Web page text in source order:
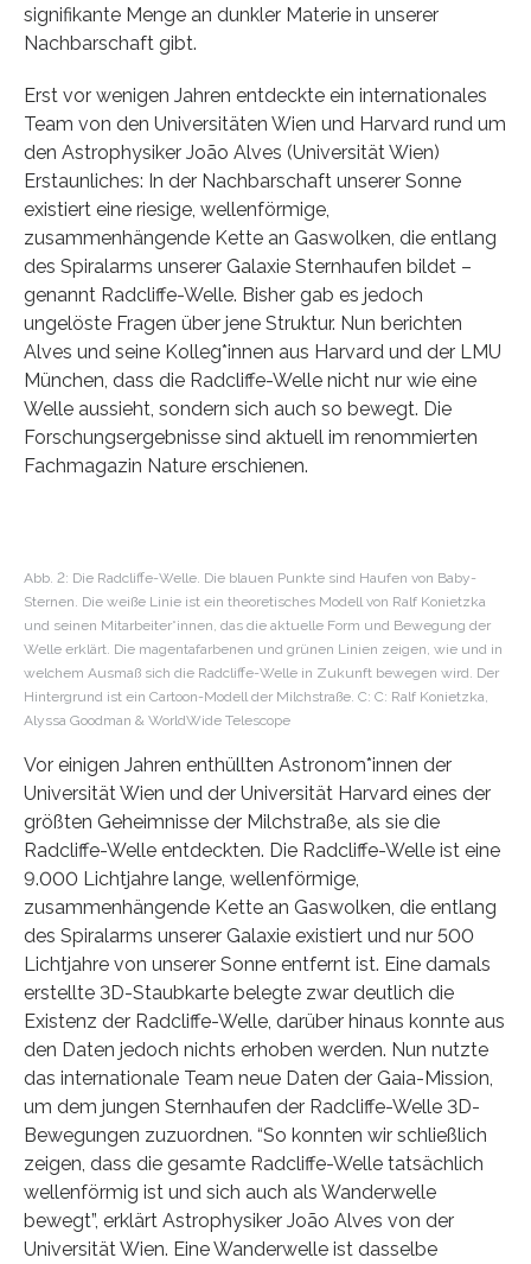
signifikante Menge an dunkler Materie in unserer
Nachbarschaft gibt.
Erst vor wenigen Jahren entdeckte ein internationales
Team von den Universitäten Wien und Harvard rund um
den Astrophysiker João Alves (Universität Wien)
Erstaunliches: In der Nachbarschaft unserer Sonne
existiert eine riesige, wellenförmige,
zusammenhängende Kette an Gaswolken, die entlang
des Spiralarms unserer Galaxie Sternhaufen bildet –
genannt Radcliffe-Welle. Bisher gab es jedoch
ungelöste Fragen über jene Struktur. Nun berichten
Alves und seine Kolleg*innen aus Harvard und der LMU
München, dass die Radcliffe-Welle nicht nur wie eine
Welle aussieht, sondern sich auch so bewegt. Die
Forschungsergebnisse sind aktuell im renommierten
Fachmagazin Nature erschienen.
Abb. 2: Die Radcliffe-Welle. Die blauen Punkte sind Haufen von Baby-
Sternen. Die weiße Linie ist ein theoretisches Modell von Ralf Konietzka
und seinen Mitarbeiter*innen, das die aktuelle Form und Bewegung der
Welle erklärt. Die magentafarbenen und grünen Linien zeigen, wie und in
welchem Ausmaß sich die Radcliffe-Welle in Zukunft bewegen wird. Der
Hintergrund ist ein Cartoon-Modell der Milchstraße. C: C: Ralf Konietzka,
Alyssa Goodman & WorldWide Telescope
Vor einigen Jahren enthüllten Astronom*innen der
Universität Wien und der Universität Harvard eines der
größten Geheimnisse der Milchstraße, als sie die
Radcliffe-Welle entdeckten. Die Radcliffe-Welle ist eine
9.000 Lichtjahre lange, wellenförmige,
zusammenhängende Kette an Gaswolken, die entlang
des Spiralarms unserer Galaxie existiert und nur 500
Lichtjahre von unserer Sonne entfernt ist. Eine damals
erstellte 3D-Staubkarte belegte zwar deutlich die
Existenz der Radcliffe-Welle, darüber hinaus konnte aus
den Daten jedoch nichts erhoben werden. Nun nutzte
das internationale Team neue Daten der Gaia-Mission,
um dem jungen Sternhaufen der Radcliffe-Welle 3D-
Bewegungen zuzuordnen. “So konnten wir schließlich
zeigen, dass die gesamte Radcliffe-Welle tatsächlich
wellenförmig ist und sich auch als Wanderwelle
bewegt”, erklärt Astrophysiker João Alves von der
Universität Wien. Eine Wanderwelle ist dasselbe